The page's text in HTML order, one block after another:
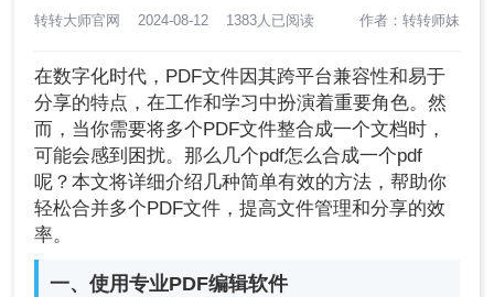
转转大师官网 2024-08-12 1383人已阅读 作者：转转师妹
在数字化时代，PDF文件因其跨平台兼容性和易于
分享的特点，在工作和学习中扮演着重要角色。然
而，当你需要将多个PDF文件整合成一个文档时，
可能会感到困扰。那么几个pdf怎么合成一个pdf
呢？本文将详细介绍几种简单有效的方法，帮助你
轻松合并多个PDF文件，提高文件管理和分享的效
率。
一、使用专业PDF编辑软件